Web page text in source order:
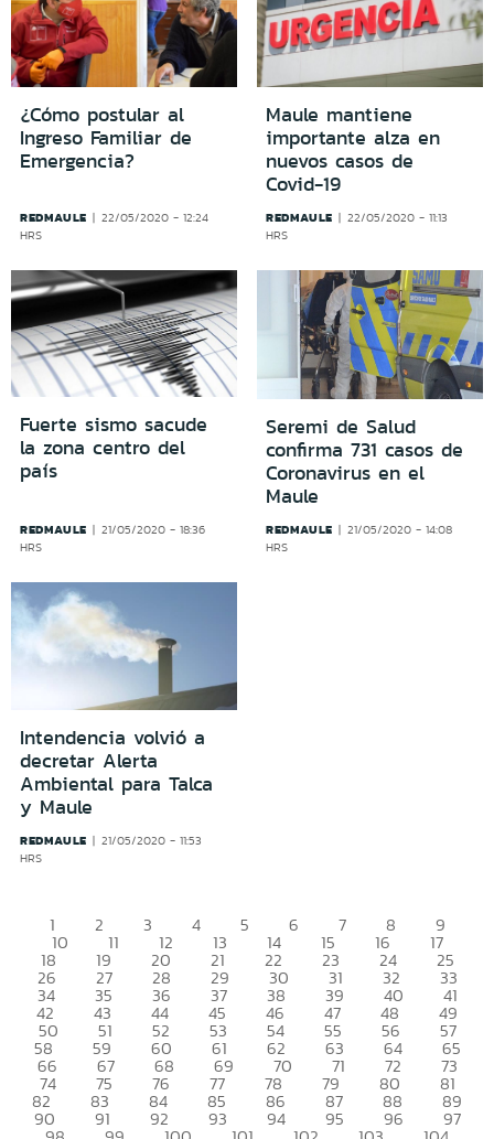
¿Cómo postular al
Ingreso Familiar de
Emergencia?
REDMAULE
22/05/2020 - 12:24
HRS
Maule mantiene
importante alza en
nuevos casos de
Covid-19
REDMAULE
22/05/2020 - 11:13
HRS
Fuerte sismo sacude
la zona centro del
país
REDMAULE
21/05/2020 - 18:36
HRS
Seremi de Salud
confirma 731 casos de
Coronavirus en el
Maule
REDMAULE
21/05/2020 - 14:08
HRS
Intendencia volvió a
decretar Alerta
Ambiental para Talca
y Maule
REDMAULE
21/05/2020 - 11:53
HRS
1 2 3 4 5 6 7 8 9
10 11 12 13 14 15 16 17
18 19 20 21 22 23 24 25
26 27 28 29 30 31 32 33
34 35 36 37 38 39 40 41
42 43 44 45 46 47 48 49
50 51 52 53 54 55 56 57
58 59 60 61 62 63 64 65
66 67 68 69 70 71 72 73
74 75 76 77 78 79 80 81
82 83 84 85 86 87 88 89
90 91 92 93 94 95 96 97